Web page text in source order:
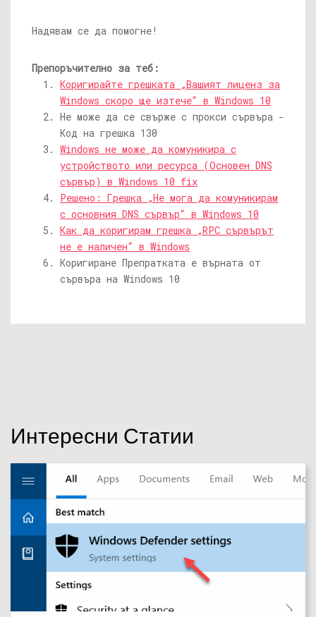
Надявам се да помогне!
Препоръчително за теб:
Коригирайте грешката „Вашият лиценз за
Windows скоро ще изтече“ в Windows 10
Не може да се свърже с прокси сървъра -
Код на грешка 130
Windows не може да комуникира с
устройството или ресурса (Основен DNS
сървър) в Windows 10 fix
Решено: Грешка „Не мога да комуникирам
с основния DNS сървър“ в Windows 10
Как да коригирам грешка „RPC сървърът
не е наличен“ в Windows
Коригиране Препратката е върната от
сървъра на Windows 10
Интересни Статии